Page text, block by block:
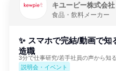
キユーピー株式会社
食品・飲料メーカー
✨ スマホで完結/動画で知
造職
3分で仕事研究/若手社員の声から知
説明会・イベント